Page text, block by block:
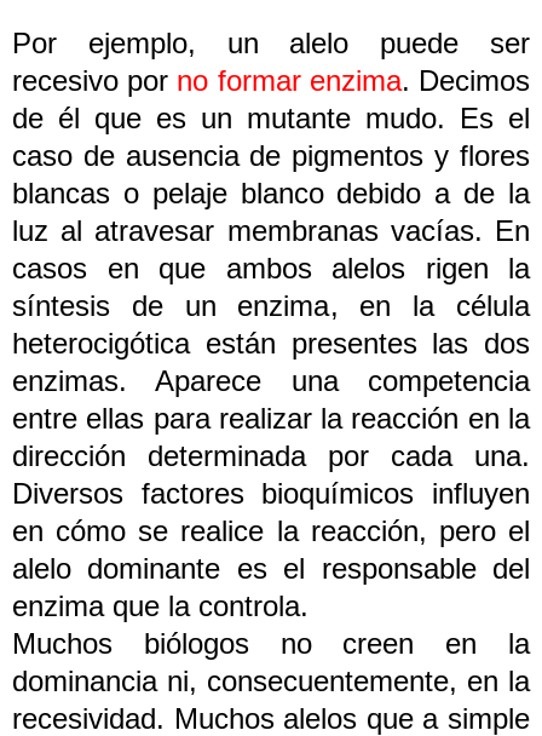
Por ejemplo, un alelo puede ser
recesivo por no formar enzima. Decimos
de él que es un mutante mudo. Es el
caso de ausencia de pigmentos y flores
blancas o pelaje blanco debido a de la
luz al atravesar membranas vacías. En
casos en que ambos alelos rigen la
síntesis de un enzima, en la célula
heterocigótica están presentes las dos
enzimas. Aparece una competencia
entre ellas para realizar la reacción en la
dirección determinada por cada una.
Diversos factores bioquímicos influyen
en cómo se realice la reacción, pero el
alelo dominante es el responsable del
enzima que la controla.
Muchos biólogos no creen en la
dominancia ni, consecuentemente, en la
recesividad. Muchos alelos que a simple